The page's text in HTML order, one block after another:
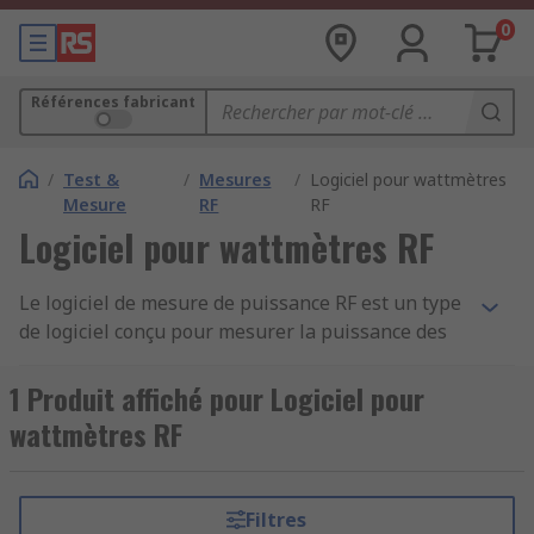
0
Références fabricant
/ Test &
Mesure
/ Mesures
RF
/ Logiciel pour wattmètres
RF
Logiciel pour wattmètres RF
Le logiciel de mesure de puissance RF est un type
de logiciel conçu pour mesurer la puissance des
puissance RF sont utilisés dans une grande
variété d'applications, y compris la
communication sans fil, la radiodiffusion et les
sortie des dispositifs RF tels que les émetteurs et
1 Produit affiché pour Logiciel pour
wattmètres RF
Filtres